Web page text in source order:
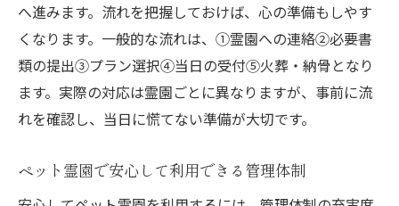
へ進みます。流れを把握しておけば、心の準備もしやす
くなります。一般的な流れは、①霊園への連絡②必要書
類の提出③プラン選択④当日の受付⑤火葬・納骨となり
ます。実際の対応は霊園ごとに異なりますが、事前に流
れを確認し、当日に慌てない準備が大切です。
ペット霊園で安心して利用できる管理体制